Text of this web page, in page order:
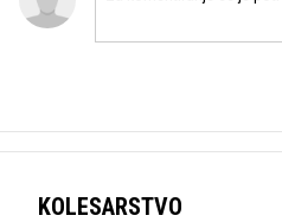
KOLESARSTVO